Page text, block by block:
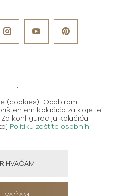
plaćanja
by
(cookies). Odabirom
kolačića za koje je
konfiguraciju kolačića
Politiku zaštite osobnih